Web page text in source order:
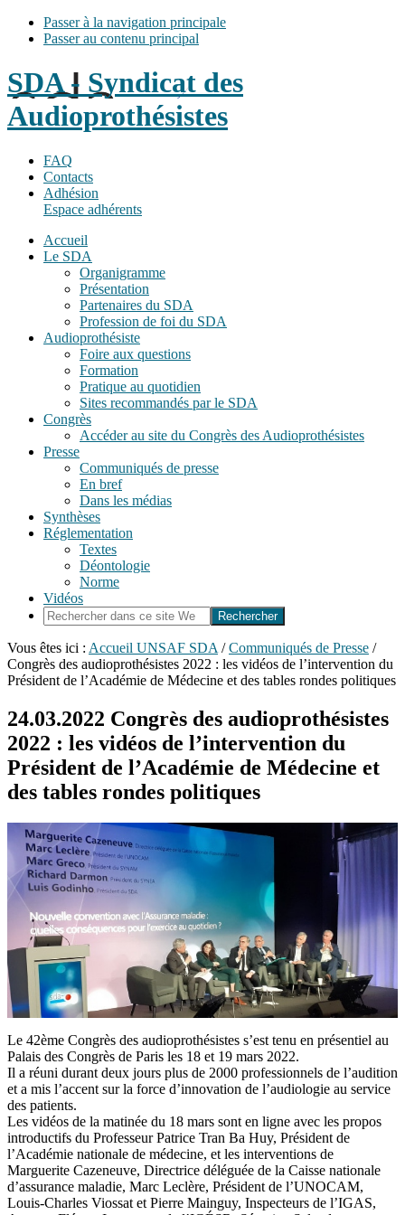
Passer à la navigation principale
Passer au contenu principal
SDA - Syndicat des
Audioprothésistes
FAQ
Contacts
Adhésion
Espace adhérents
Accueil
Le SDA
Organigramme
Présentation
Partenaires du SDA
Profession de foi du SDA
Audioprothésiste
Foire aux questions
Formation
Pratique au quotidien
Sites recommandés par le SDA
Congrès
Accéder au site du Congrès des Audioprothésistes
Presse
Communiqués de presse
En bref
Dans les médias
Synthèses
Réglementation
Textes
Déontologie
Norme
Vidéos
Rechercher
dans
ce
site
Web
Vous êtes ici : Accueil UNSAF SDA / Communiqués de Presse /
Congrès des audioprothésistes 2022 : les vidéos de l’intervention du
Président de l’Académie de Médecine et des tables rondes politiques
24.03.2022 Congrès des audioprothésistes
2022 : les vidéos de l’intervention du
Président de l’Académie de Médecine et
des tables rondes politiques
Le 42ème Congrès des audioprothésistes s’est tenu en présentiel au
Palais des Congrès de Paris les 18 et 19 mars 2022.
Il a réuni durant deux jours plus de 2000 professionnels de l’audition
et a mis l’accent sur la force d’innovation de l’audiologie au service
des patients.
Les vidéos de la matinée du 18 mars sont en ligne avec les propos
introductifs du Professeur Patrice Tran Ba Huy, Président de
l’Académie nationale de médecine, et les interventions de
Marguerite Cazeneuve, Directrice déléguée de la Caisse nationale
d’assurance maladie, Marc Leclère, Président de l’UNOCAM,
Louis-Charles Viossat et Pierre Mainguy, Inspecteurs de l’IGAS,